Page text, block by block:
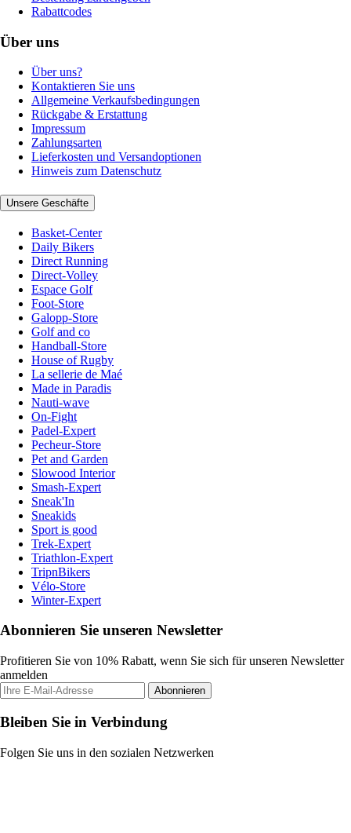
Rabattcodes
Über uns
Über uns?
Kontaktieren Sie uns
Allgemeine Verkaufsbedingungen
Rückgabe & Erstattung
Impressum
Zahlungsarten
Lieferkosten und Versandoptionen
Hinweis zum Datenschutz
Unsere Geschäfte
Basket-Center
Daily Bikers
Direct Running
Direct-Volley
Espace Golf
Foot-Store
Galopp-Store
Golf and co
Handball-Store
House of Rugby
La sellerie de Maé
Made in Paradis
Nauti-wave
On-Fight
Padel-Expert
Pecheur-Store
Pet and Garden
Slowood Interior
Smash-Expert
Sneak'In
Sneakids
Sport is good
Trek-Expert
Triathlon-Expert
TripnBikers
Vélo-Store
Winter-Expert
Abonnieren Sie unseren Newsletter
Profitieren Sie von 10% Rabatt, wenn Sie sich für unseren Newsletter
anmelden
Abonnieren
Bleiben Sie in Verbindung
Folgen Sie uns in den sozialen Netzwerken